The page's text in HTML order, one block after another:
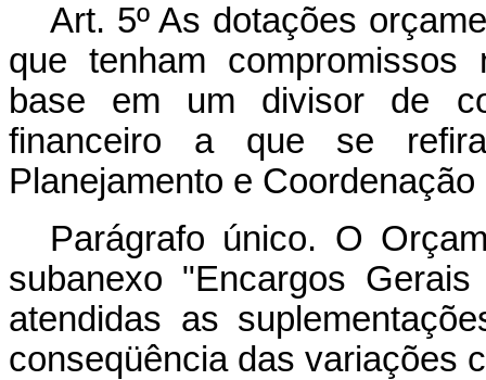
Art. 5º As dotações
que tenham
base em um divisor de
financeiro a que se
Planejamento e Coordenação
Parágrafo único. O
subanexo "Encargos
atendidas as
conseqüência das variações